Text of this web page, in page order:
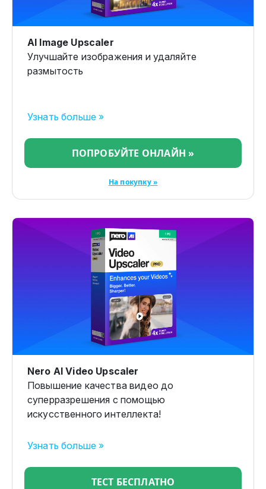
AI Image Upscaler
Улучшайте изображения и удаляйте
размытость
Узнать больше »
ПОПРОБУЙТЕ ОНЛАЙН »
На покупку »
Nero AI Video Upscaler
Повышение качества видео до
суперразрешения с помощью
искусственного интеллекта!
Узнать больше »
ТЕСТ БЕСПЛАТНО